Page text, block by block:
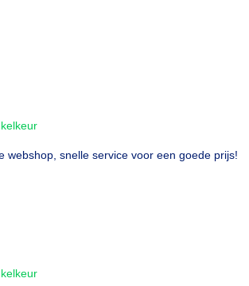
webshop, snelle service voor een goede prijs!